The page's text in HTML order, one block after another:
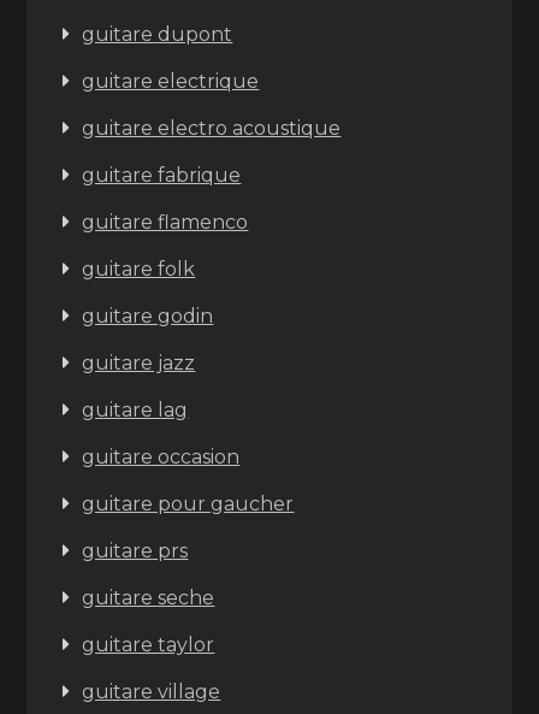
guitare dupont
guitare electrique
guitare electro acoustique
guitare fabrique
guitare flamenco
guitare folk
guitare godin
guitare jazz
guitare lag
guitare occasion
guitare pour gaucher
guitare prs
guitare seche
guitare taylor
guitare village